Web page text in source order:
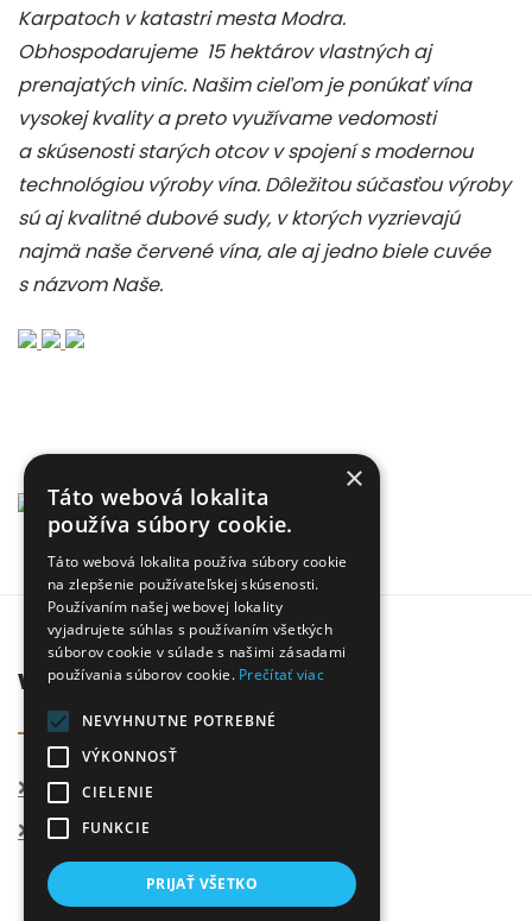
Karpatoch v katastri mesta Modra.
Obhospodarujeme 15 hektárov vlastných aj
prenajatých viníc. Našim cieľom je ponúkať vína
vysokej kvality a preto využívame vedomosti
a skúsenosti starých otcov v spojení s modernou
technológiou výroby vína. Dôležitou súčasťou výroby
sú aj kvalitné dubové sudy, v ktorých vyzrievajú
najmä naše červené vína, ale aj jedno biele cuvée
s názvom Naše.
winecode.sk
Vinotéka Martin
Kontakt
×
Táto webová lokalita
používa súbory cookie.
Táto webová lokalita používa súbory cookie
na zlepšenie používateľskej skúsenosti.
Používaním našej webovej lokality
vyjadrujete súhlas s používaním všetkých
súborov cookie v súlade s našimi zásadami
používania súborov cookie. Prečítať viac
NEVYHNUTNE POTREBNÉ
VÝKONNOSŤ
CIELENIE
FUNKCIE
PRIJAŤ VŠETKO